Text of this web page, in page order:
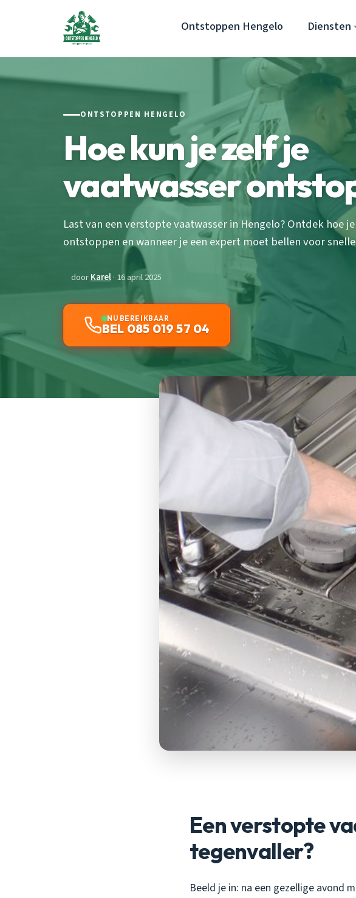
Ontstoppen Hengelo Diensten
ONTSTOPPEN HENGELO
Hoe kun je zelf je
vaatwasser
Last van een verstopte vaatwasser in Hengelo? Ontdek hoe
ontstoppen en wanneer je een expert moet bellen voor
doorKarel· 16 april 2025
NU BEREIKBAAR
BEL 085 019 57 04
Een verstopte
tegenvaller?
Beeld je in: na een gezellige avond